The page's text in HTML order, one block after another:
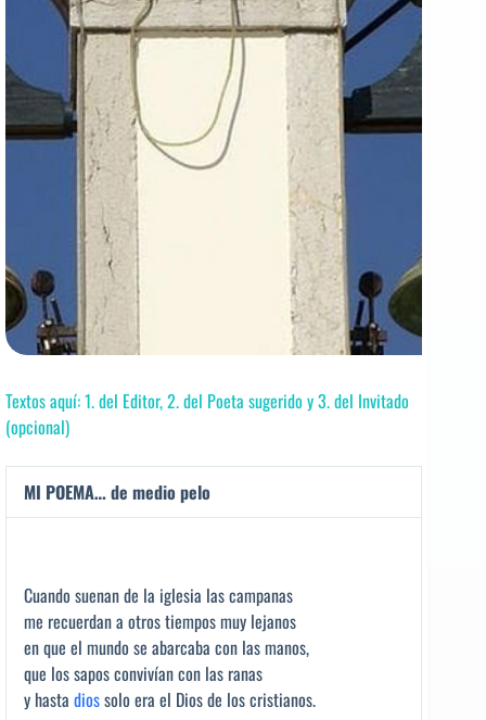
Textos aquí: 1. del Editor, 2. del Poeta sugerido y 3. del Invitado
(opcional)
MI POEMA… de medio pelo
Cuando suenan de la iglesia las campanas
me recuerdan a otros tiempos muy lejanos
en que el mundo se abarcaba con las manos,
que los sapos convivían con las ranas
y hasta diossolo era el Dios de los cristianos.